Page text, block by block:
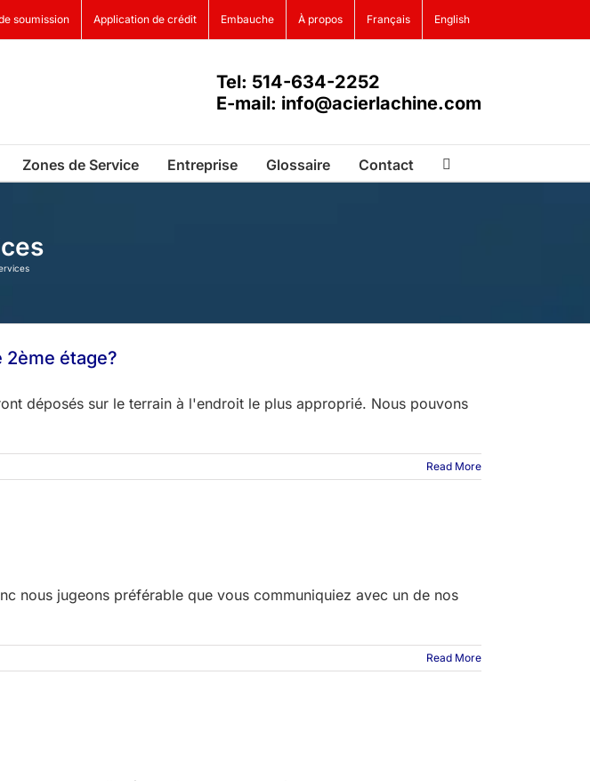
soumission Application de crédit Embauche À propos Français English
Tel: 514-634-2252
E-mail: info@acierlachine.com
Zones de Service Entreprise Glossaire Contact
étage?
déposés sur le terrain à l'endroit le plus approprié. Nous pouvons
Read More
nous jugeons préférable que vous communiquiez avec un de nos
Read More